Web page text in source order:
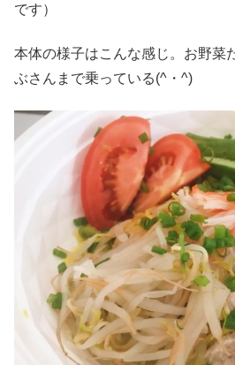
です）
本体の様子はこんな感じ。お野菜
ぶさんまで乗っている(^・^)